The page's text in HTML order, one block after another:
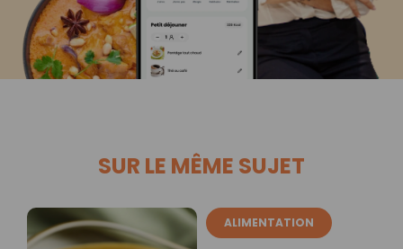
SUR LE MÊME SUJET
ALIMENTATION